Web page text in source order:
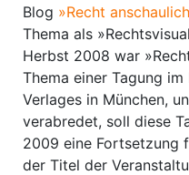
Blog »Recht
Thema als
Herbst 2008 war
Thema einer Tagung
Verlages in München,
verabredet, soll diese
2009 eine Fortsetzung
der Titel der